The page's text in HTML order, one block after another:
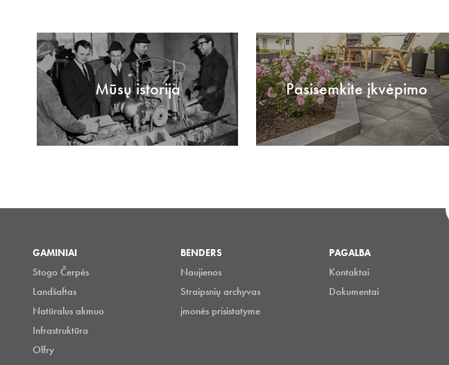
Mūsų istorija Pasisemkite įkvėpimo
GAMINIAI
Stogo Čerpės
Landšaftas
Natūralus akmuo
Infrastruktūra
Olfry
BENDERS
Naujienos
Straipsnių archyvas
įmonės prisistatyme
PAGALBA
Kontaktai
Dokumentai